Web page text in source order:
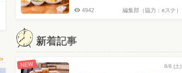
編集部（協力：eステ）
4942
新着記事
NEW 8/8 (土)